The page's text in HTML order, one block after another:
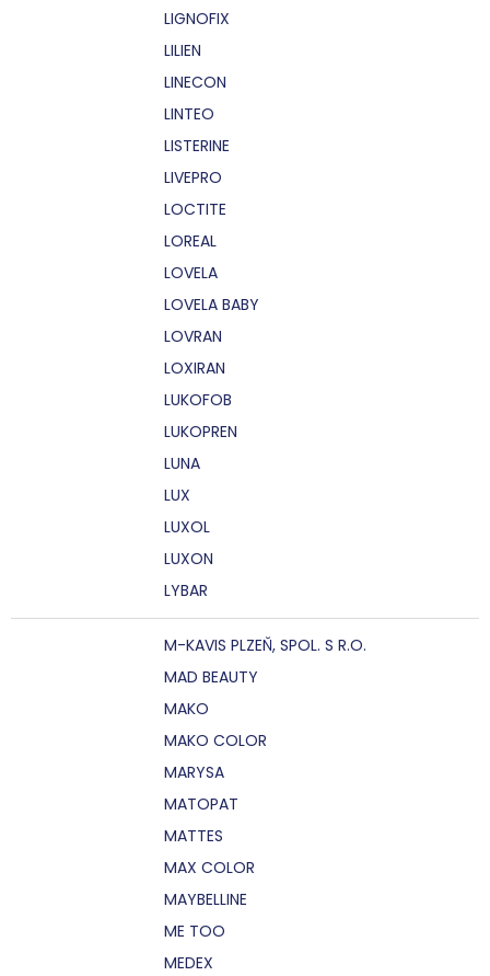
LIGNOFIX
LILIEN
LINECON
LINTEO
LISTERINE
LIVEPRO
LOCTITE
LOREAL
LOVELA
LOVELA BABY
LOVRAN
LOXIRAN
LUKOFOB
LUKOPREN
LUNA
LUX
LUXOL
LUXON
LYBAR
M-KAVIS PLZEŇ, SPOL. S R.O.
MAD BEAUTY
MAKO
MAKO COLOR
MARYSA
MATOPAT
MATTES
MAX COLOR
MAYBELLINE
ME TOO
MEDEX